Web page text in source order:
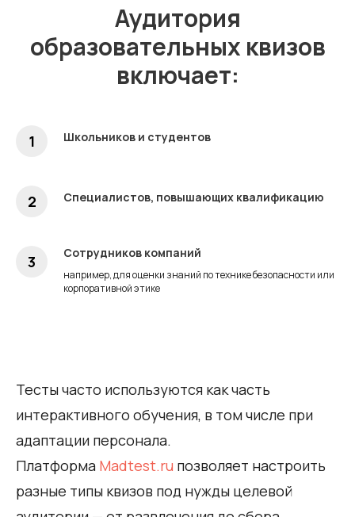
Аудитория
образовательных квизов
включает:
Школьников и студентов
Специалистов, повышающих квалификацию
Сотрудников компаний
например, для оценки знаний по технике безопасности или
корпоративной этике
Тесты часто используются как часть
интерактивного обучения, в том числе при
адаптации персонала.
Платформа Madtest.ru позволяет настроить
разные типы квизов под нужды целевой